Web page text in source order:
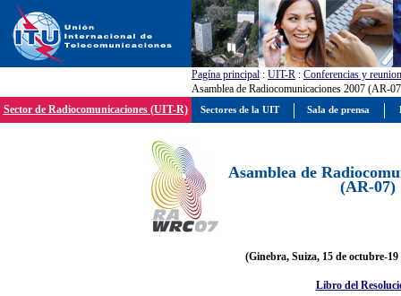
Pagína principal : UIT-R : Conferencias y
Asamblea de Radiocomunicaciones 2007 (AR-
Sector de Radiocomunicaciones (UIT-R)
Asamblea de
(AR-07)
(Ginebra, Suiza, 15 de octubre-19
Libro del
Sectores de la UIT Sala de prensa